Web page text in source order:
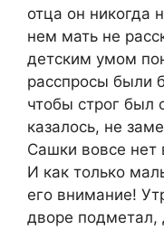
отца он никогда
нем мать не
детским умом
расспросы были
чтобы строг был
казалось, не
Сашки вовсе нет
И как только
его внимание!
дворе